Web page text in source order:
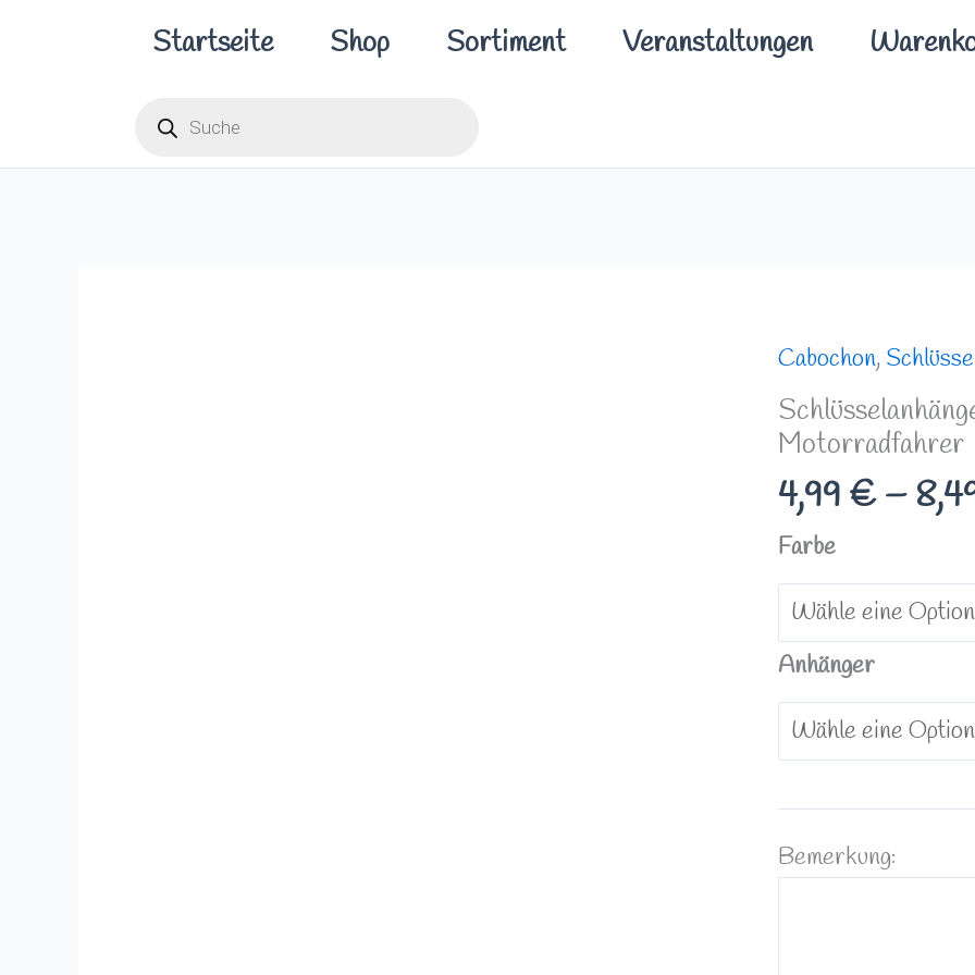
Startseite Shop Sortiment Veranstaltungen
search
Cabochon,
Motorradfahrer
4,99 € –
Farbe
Anhänger
Bemerkung:
Schlüsselanhänger/
Taschenanhänger
Motorradfahrer
Menge